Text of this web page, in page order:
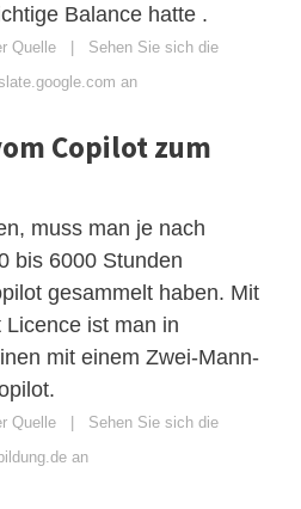
Balance hatte .
Quelle | Sehen Sie sich die
an
Copilot zum
muss man je nach
bis 6000 Stunden
gesammelt haben. Mit
ist man in
mit einem Zwei-Mann-
Quelle | Sehen Sie sich die
an